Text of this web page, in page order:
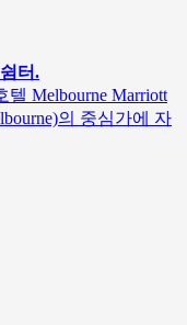
터.
Melbourne Marriott
의 중심가에 자